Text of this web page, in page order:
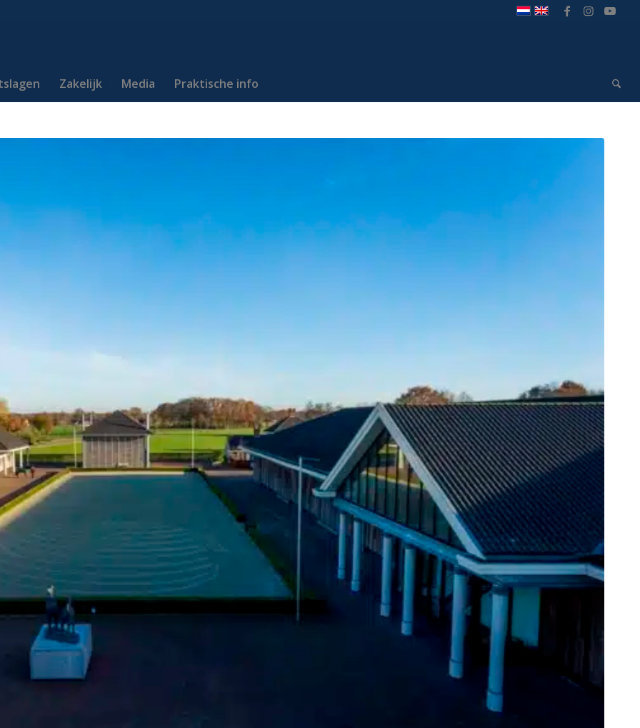
Zakelijk Media Praktische info